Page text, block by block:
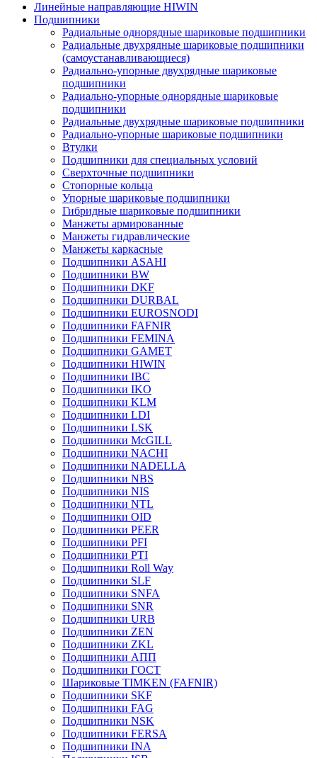
Линейные направляющие HIWIN
Подшипники
Радиальные однорядные шариковые подшипники
Радиальные двухрядные шариковые подшипники
(самоустанавливающиеся)
Радиально-упорные двухрядные шариковые
подшипники
Радиально-упорные однорядные шариковые
подшипники
Радиальные двухрядные шариковые подшипники
Радиально-упорные шариковые подшипники
Втулки
Подшипники для специальных условий
Сверхточные подшипники
Стопорные кольца
Упорные шариковые подшипники
Гибридные шариковые подшипники
Манжеты армированные
Манжеты гидравлические
Манжеты каркасные
Подшипники ASAHI
Подшипники BW
Подшипники DKF
Подшипники DURBAL
Подшипники EUROSNODI
Подшипники FAFNIR
Подшипники FEMINA
Подшипники GAMET
Подшипники HIWIN
Подшипники IBC
Подшипники IKO
Подшипники KLM
Подшипники LDI
Подшипники LSK
Подшипники McGILL
Подшипники NACHI
Подшипники NADELLA
Подшипники NBS
Подшипники NIS
Подшипники NTL
Подшипники OID
Подшипники PEER
Подшипники PFI
Подшипники PTI
Подшипники Roll Way
Подшипники SLF
Подшипники SNFA
Подшипники SNR
Подшипники URB
Подшипники ZEN
Подшипники ZKL
Подшипники АПП
Подшипники ГОСТ
Шариковые ТІMKEN (FAFNIR)
Подшипники SKF
Подшипники FAG
Подшипники NSK
Подшипники FERSA
Подшипники INA